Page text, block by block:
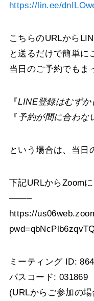
https://lin.ee/
こちらのURLから
と送るだけで簡単に
当日のご予約でもま
『LINE登録はむずか
『 予約が間に合わな
という場合は、当日
下記URLからZoom
——–
https://
ミーティング ID:
パスコード: 031869
(URLからご参加の